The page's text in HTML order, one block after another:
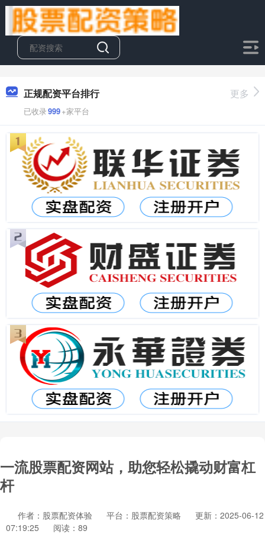
正规配资平台排行
已收录999+家平台
更多
一流股票配资网站，助您轻松撬动财富杠
杆
作者：股票配资体验 平台：股票配资策略
更新：2025-06-12
07:19:25
阅读：89